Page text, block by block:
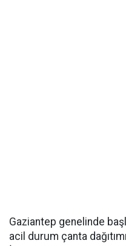
Gaziantep genelinde
acil durum çanta